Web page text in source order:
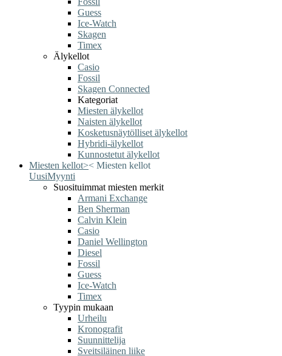
Guess
Ice-Watch
Skagen
Timex
Älykellot
Casio
Fossil
Skagen Connected
Kategoriat
Miesten älykellot
Naisten älykellot
Kosketusnäytölliset älykellot
Hybridi-älykellot
Kunnostetut älykellot
Miesten kellot>< Miesten kellot
UusiMyynti
Suosituimmat miesten merkit
Armani Exchange
Ben Sherman
Calvin Klein
Casio
Daniel Wellington
Diesel
Fossil
Guess
Ice-Watch
Timex
Tyypin mukaan
Urheilu
Kronografit
Suunnittelija
Sveitsiläinen liike